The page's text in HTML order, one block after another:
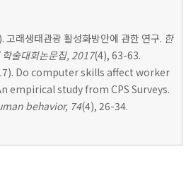
고래생태관광 활성화방안에 관한 연구. 한
학술대회논문집, 2017(4), 63-63.
Do computer skills affect worker
empirical study from CPS Surveys.
behavior, 74(4), 26-34.